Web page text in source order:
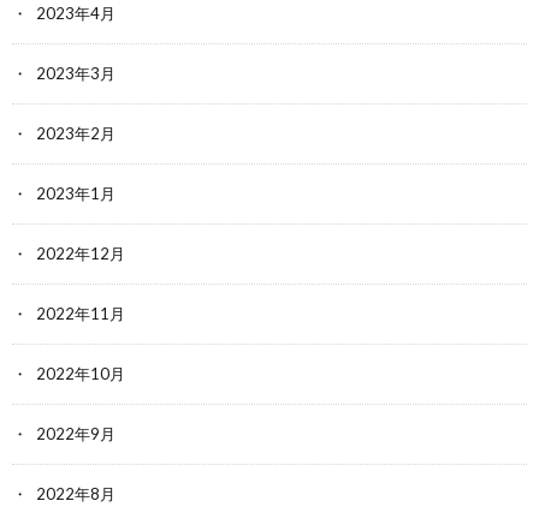
2023年4月
2023年3月
2023年2月
2023年1月
2022年12月
2022年11月
2022年10月
2022年9月
2022年8月